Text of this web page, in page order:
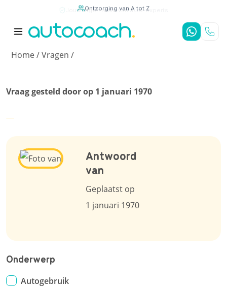
9,7/10 4,8/5
Ontzorging van A tot Z
Jouw eigen team van auto-experts
Home/Vragen /
Vraag gesteld door op 1 januari 1970
Antwoord
van
Geplaatst op
1 januari 1970
Onderwerp
Autogebruik